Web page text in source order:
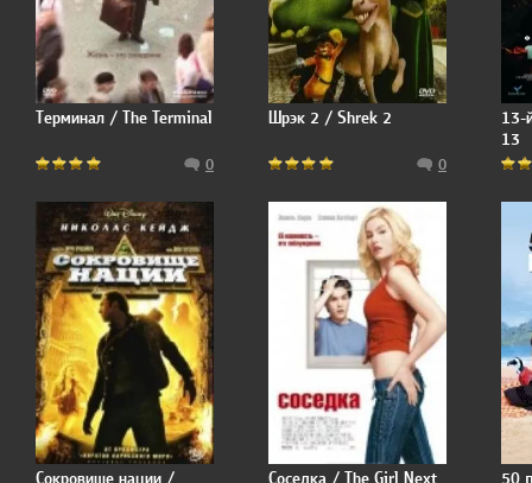
Терминал / The Terminal
0
Шрэк 2 / Shrek 2
0
13-
13